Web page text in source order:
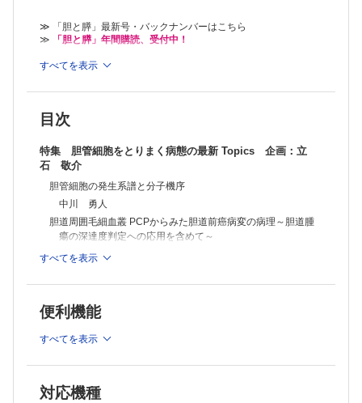
紙谷 聡英ほか
PBC，PSC～最近のトピックス～
PSC の自己抗体からの病態理解
PSCにおける胆管細胞と免疫細胞のクロストーク
藤原 弘明
GWASで解き明かすPBCの遺伝要因
PBCにおける活性化／老化胆管細胞の関与
佐々木素子
≫ 「胆と膵」最新号・バックナンバーはこちら
≫
「胆と膵」年間購読、受付中！
※本製品はPCでの閲覧も可能です。
ただけます。詳細はこちらでご確認ください。
すべてを表示
目次
特集 胆管細胞をとりまく病態の最新 Topics 企画：立
石 敬介
胆管細胞の発生系譜と分子機序
中川 勇人
胆道周囲毛細血叢 PCPからみた胆道前癌病変の病理～胆道腫
瘍の深達度判定への応用を含めて～
中沼 安二
混合型肝癌の臨床・病理的特徴
混合型肝癌の再考～肝細胞癌・胆管癌の観点から見た診断と治
胆道疾患と免疫
すべてを表示
便利機能
すべてを表示
対応機種